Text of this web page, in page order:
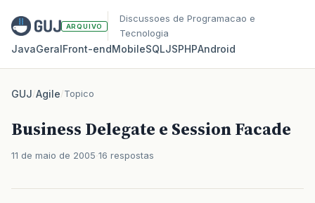
ARQUIVO
Discussoes de Programacao e
Tecnologia
JavaGeralFront‑endMobileSQLJSPHPAndroid
GUJ/Agile/Topico
Business Delegate e Session Facade
11 de maio de 2005 16 respostas